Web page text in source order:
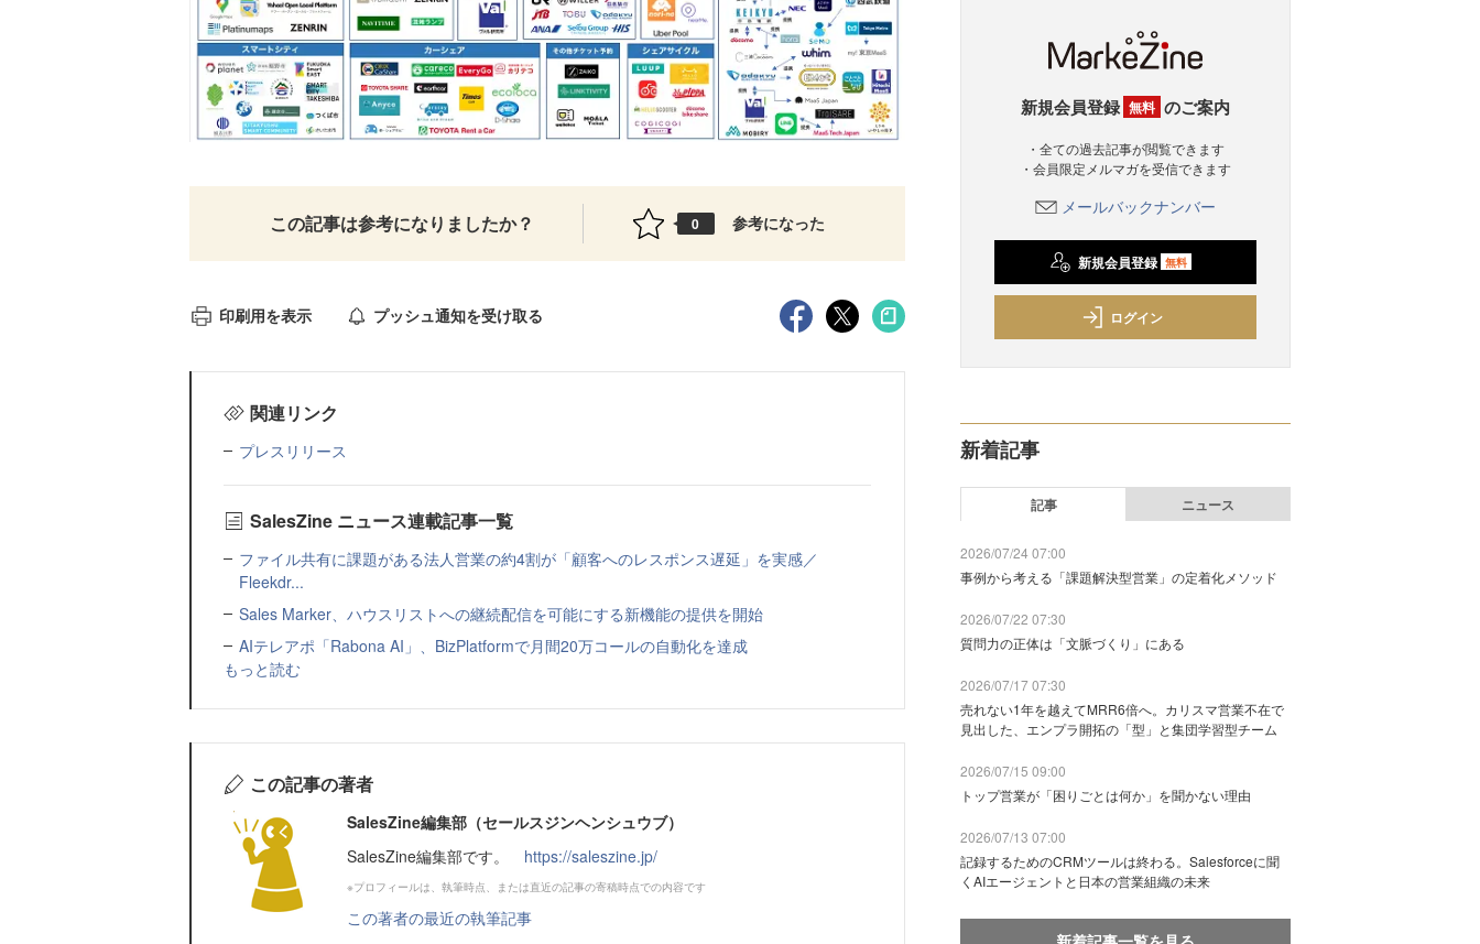
この記事は参考になりましたか？ 0 参考になった
印刷用を表示 プッシュ通知を受け取る
関連リンク
プレスリリース
SalesZine ニュース連載記事一覧
ファイル共有に課題がある法人営業の約4割が「顧客へのレスポンス遅延」を実感／
Fleekdr...
Sales Marker、ハウスリストへの継続配信を可能にする新機能の提供を開始
AIテレアポ「Rabona AI」、BizPlatformで月間20万コールの自動化を達成
もっと読む
この記事の著者
SalesZine編集部（セールスジンヘンシュウブ）
SalesZine編集部です。 https://saleszine.jp/
※プロフィールは、執筆時点、または直近の記事の寄稿時点での内容です
この著者の最近の執筆記事
新規会員登録 無料 のご案内
・全ての過去記事が閲覧できます
・会員限定メルマガを受信できます
メールバックナンバー
新規会員登録 無料
ログイン
新着記事
記事 ニュース
2026/07/24 07:00
事例から考える「課題解決型営業」の定着化メソッド
2026/07/22 07:30
質問力の正体は「文脈づくり」にある
2026/07/17 07:30
売れない1年を越えてMRR6倍へ。カリスマ営業不在で
見出した、エンプラ開拓の「型」と集団学習型チーム
2026/07/15 09:00
トップ営業が「困りごとは何か」を聞かない理由
2026/07/13 07:00
記録するためのCRMツールは終わる。Salesforceに聞
くAIエージェントと日本の営業組織の未来